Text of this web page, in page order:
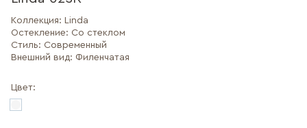
Коллекция: Linda
Остекление: Со стеклом
Стиль: Современный
Внешний вид: Филенчатая
Цвет: